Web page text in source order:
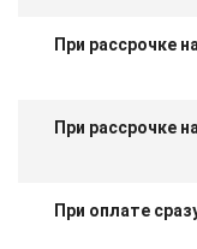
При рассрочке
При рассрочке
При оплате